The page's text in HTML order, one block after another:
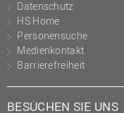
Datenschutz
HS Home
Personensuche
Medienkontakt
Barrierefreiheit
BESUCHEN SIE UNS